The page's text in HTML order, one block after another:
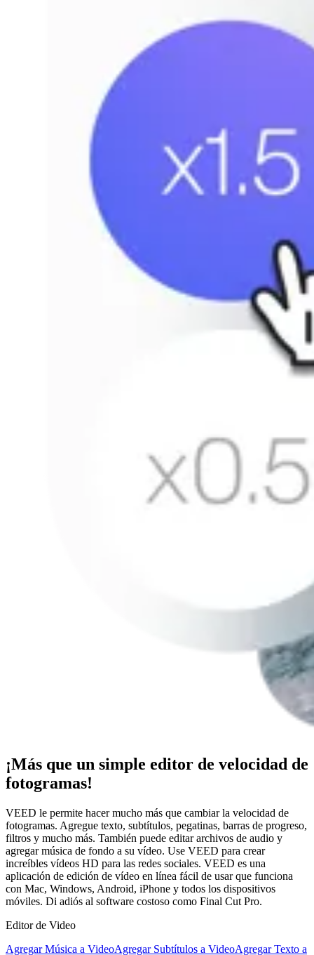
¡Más que un simple editor de velocidad de
fotogramas!
VEED le permite hacer mucho más que cambiar la velocidad de
fotogramas. Agregue texto, subtítulos, pegatinas, barras de progreso,
filtros y mucho más. También puede editar archivos de audio y
agregar música de fondo a su vídeo. Use VEED para crear
increíbles vídeos HD para las redes sociales. VEED es una
aplicación de edición de vídeo en línea fácil de usar que funciona
con Mac, Windows, Android, iPhone y todos los dispositivos
móviles. Di adiós al software costoso como Final Cut Pro.
Editor de Video
Agregar Música a VideoAgregar Subtítulos a VideoAgregar Texto a